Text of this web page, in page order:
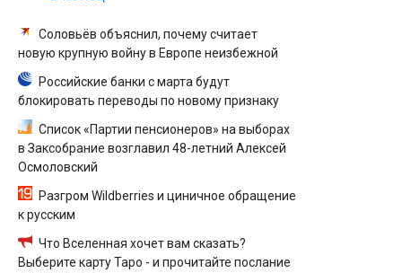
Соловьёв объяснил, почему считает
новую крупную войну в Европе неизбежной
Российские банки с марта будут
блокировать переводы по новому признаку
Список «Партии пенсионеров» на выборах
в Заксобрание возглавил 48-летний Алексей
Осмоловский
Разгром Wildberries и циничное обращение
к русским
Что Вселенная хочет вам сказать?
Выберите карту Таро - и прочитайте послание